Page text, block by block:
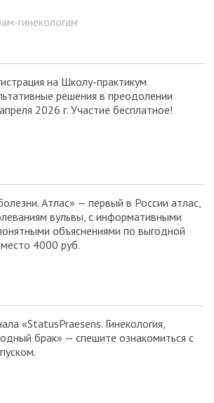
гинекологам
на Школу-практикум
решения в преодолении
2026 г. Участие бесплатное!
Атлас» — первый в России атлас,
вульвы, с информативными
объяснениями по выгодной
4000 руб.
«StatusPraesens. Гинекология,
брак» — спешите ознакомиться с